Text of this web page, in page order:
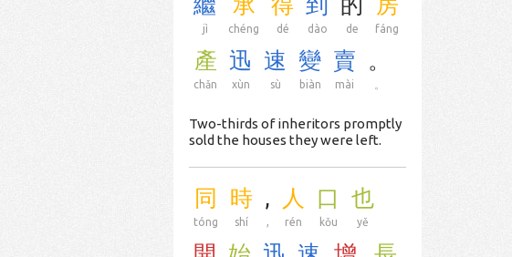
jì chéng dé dào de fáng
產
chǎn
迅
xùn
速
sù
變
biàn
賣
mài
。
Two-thirds of inheritors promptly
sold the houses they were left.
同
tóng
時
shí
,
,
人
rén
口
kǒu
也
yě